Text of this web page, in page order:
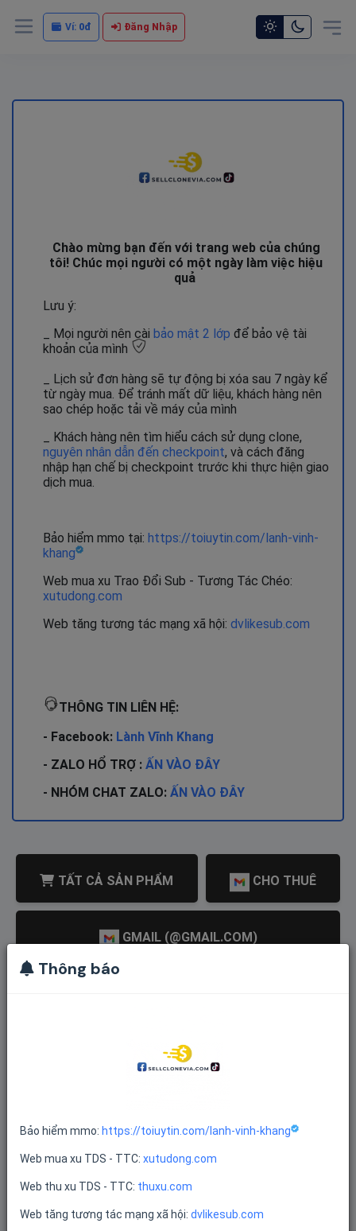
Ví: 0đ Đăng Nhập
Chào mừng bạn đến với trang web của chúng
tôi! Chúc mọi người có một ngày làm việc hiệu
quả
Lưu ý:
_ Mọi người nên cài bảo mật 2 lớp để bảo vệ tài
khoản của mình
_ Lịch sử đơn hàng sẽ tự động bị xóa sau 7 ngày kể
từ ngày mua. Để tránh mất dữ liệu, khách hàng nên
sao chép hoặc tải về máy của mình
_ Khách hàng nên tìm hiểu cách sử dụng clone,
nguyên nhân dẫn đến checkpoint, và cách đăng
nhập hạn chế bị checkpoint trước khi thực hiện giao
dịch mua.
Bảo hiểm mmo tại: https://toiuytin.com/lanh-vinh-
khang
Web mua xu Trao Đổi Sub - Tương Tác Chéo:
xutudong.com
Web tăng tương tác mạng xã hội: dvlikesub.com
THÔNG TIN LIÊN HỆ:
- Facebook: Lành Vĩnh Khang
- ZALO HỔ TRỢ : ẤN VÀO ĐÂY
- NHÓM CHAT ZALO: ẤN VÀO ĐÂY
TẤT CẢ SẢN PHẨM CHO THUÊ
GMAIL (@GMAIL.COM)
CLONE TIKTOK LOGIN BẰNG GOOGLE
Thông báo
Bảo hiểm mmo: https://toiuytin.com/lanh-vinh-khang
Web mua xu TDS - TTC: xutudong.com
Web thu xu TDS - TTC: thuxu.com
Web tăng tương tác mạng xã hội: dvlikesub.com